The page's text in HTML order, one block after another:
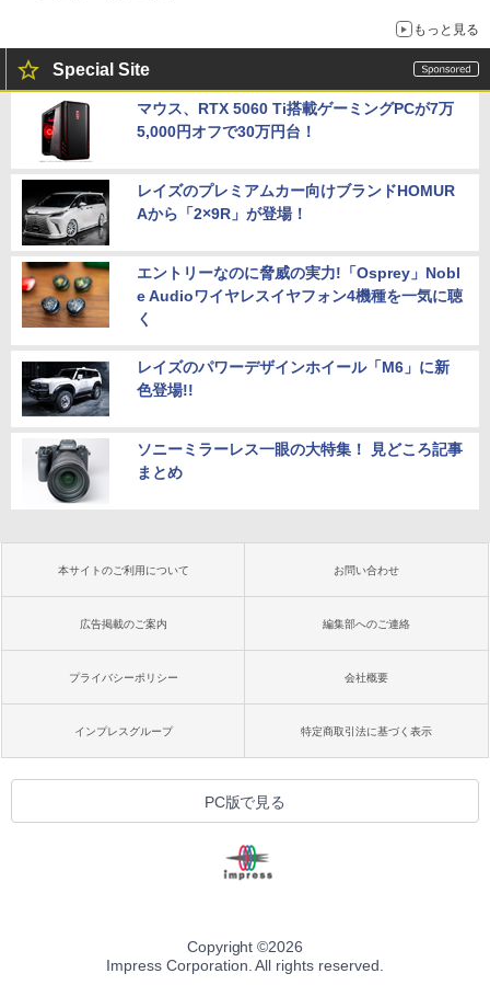
もっと見る
Special Site
マウス、RTX 5060 Ti搭載ゲーミングPCが7万
5,000円オフで30万円台！
レイズのプレミアムカー向けブランドHOMUR
Aから「2×9R」が登場！
エントリーなのに脅威の実力!「Osprey」Nobl
e Audioワイヤレスイヤフォン4機種を一気に聴
く
レイズのパワーデザインホイール「M6」に新
色登場!!
ソニーミラーレス一眼の大特集！ 見どころ記事
まとめ
本サイトのご利用について お問い合わせ
広告掲載のご案内 編集部へのご連絡
プライバシーポリシー 会社概要
インプレスグループ 特定商取引法に基づく表示
PC版で見る
Copyright ©2026
Impress Corporation. All rights reserved.